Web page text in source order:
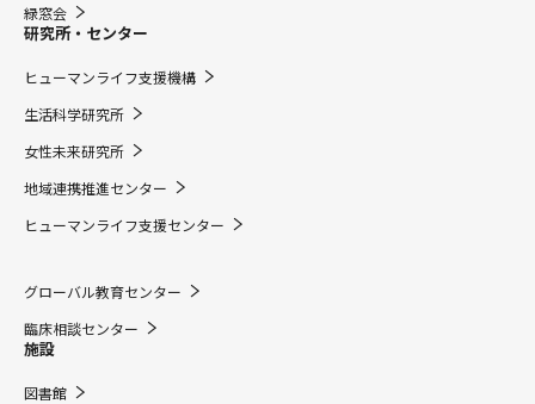
緑窓会
研究所・センター
ヒューマンライフ支援機構
生活科学研究所
女性未来研究所
地域連携推進センター
ヒューマンライフ支援センター
グローバル教育センター
臨床相談センター
施設
図書館